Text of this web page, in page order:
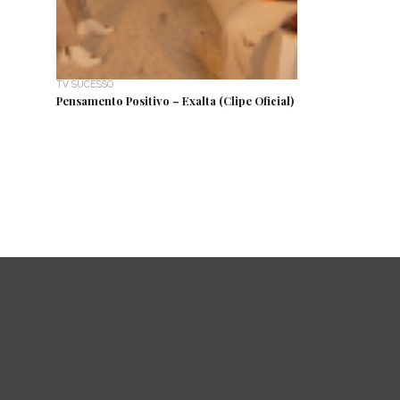
TV SUCESSO
Pensamento Positivo – Exalta (Clipe Oficial)